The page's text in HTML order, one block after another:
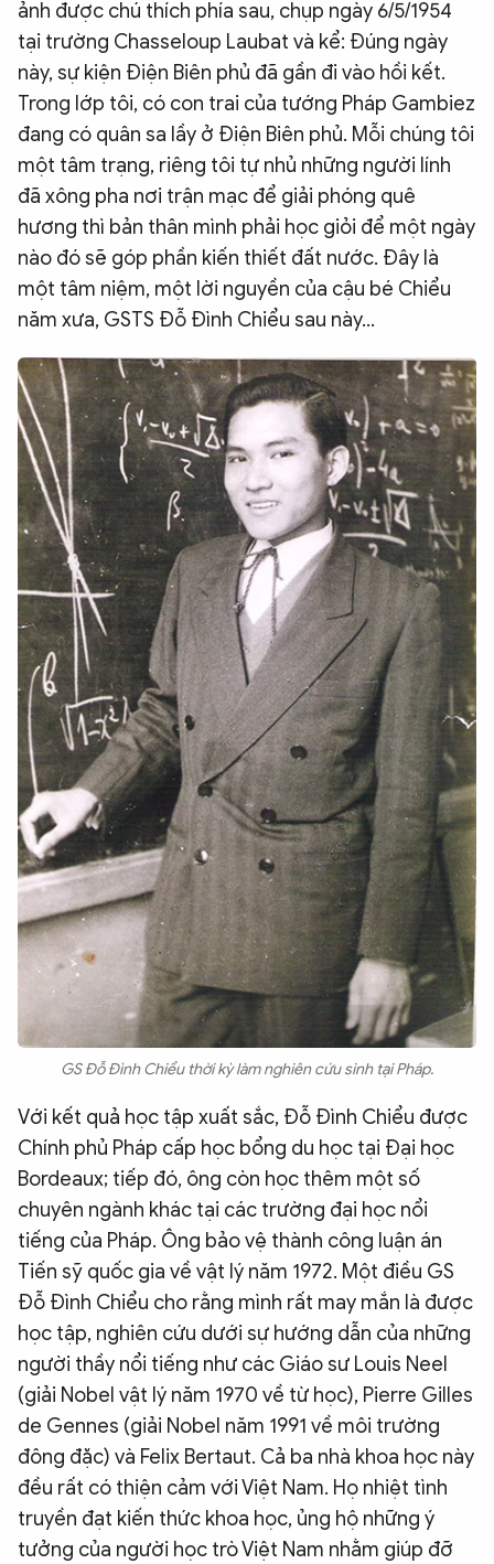
ảnh được chú thích phía sau, chụp ngày 6/5/1954
tại trường Chasseloup Laubat và kể: Đúng ngày
này, sự kiện Điện Biên phủ đã gần đi vào hồi kết.
Trong lớp tôi, có con trai của tướng Pháp Gambiez
đang có quân sa lầy ở Điện Biên phủ. Mỗi chúng tôi
một tâm trạng, riêng tôi tự nhủ những người lính
đã xông pha nơi trận mạc để giải phóng quê
hương thì bản thân mình phải học giỏi để một ngày
nào đó sẽ góp phần kiến thiết đất nước. Đây là
một tâm niệm, một lời nguyền của cậu bé Chiểu
năm xưa, GSTS Đỗ Đình Chiểu sau này...
GS Đỗ Đình Chiểu thời kỳ làm nghiên cứu sinh tại Pháp.
Với kết quả học tập xuất sắc, Đỗ Đình Chiểu được
Chính phủ Pháp cấp học bổng du học tại Đại học
Bordeaux; tiếp đó, ông còn học thêm một số
chuyên ngành khác tại các trường đại học nổi
tiếng của Pháp. Ông bảo vệ thành công luận án
Tiến sỹ quốc gia về vật lý năm 1972. Một điều GS
Đỗ Đình Chiểu cho rằng mình rất may mắn là được
học tập, nghiên cứu dưới sự hướng dẫn của những
người thầy nổi tiếng như các Giáo sư Louis Neel
(giải Nobel vật lý năm 1970 về từ học), Pierre Gilles
de Gennes (giải Nobel năm 1991 về môi trường
đông đặc) và Felix Bertaut. Cả ba nhà khoa học này
đều rất có thiện cảm với Việt Nam. Họ nhiệt tình
truyền đạt kiến thức khoa học, ủng hộ những ý
tưởng của người học trò Việt Nam nhằm giúp đỡ